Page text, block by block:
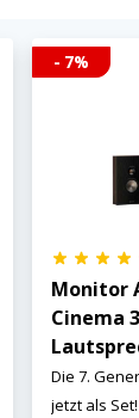
- 7%
Monitor
Cinema
Die 7.
jetzt als Set!